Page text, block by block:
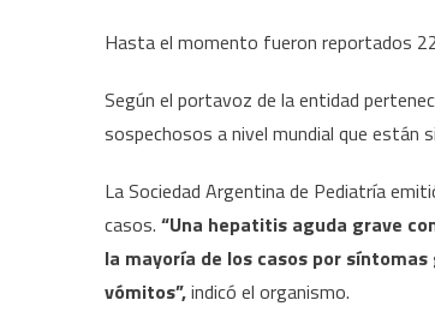
Hasta el momento fueron reportados
Según el portavoz de la entidad
sospechosos a nivel mundial que
La Sociedad Argentina de Pediatría
casos. “Una hepatitis aguda grave
la mayoría de los casos por
vómitos”,indicó el organismo.